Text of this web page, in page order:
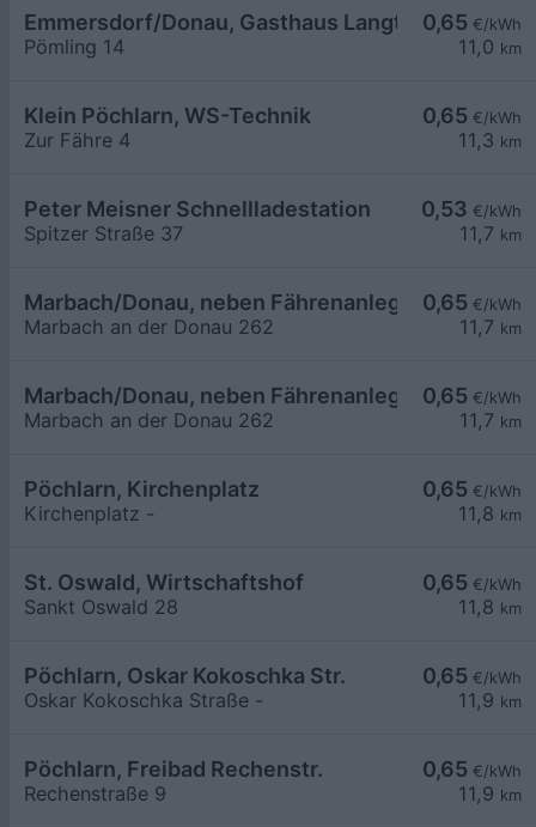
0,65 €/kWh
11,0 km
Emmersdorf/Donau, Gasthaus Langthaler
Pömling 14
0,65 €/kWh
11,3 km
Klein Pöchlarn, WS-Technik
Zur Fähre 4
0,53 €/kWh
11,7 km
Peter Meisner Schnellladestation
Spitzer Straße 37
0,65 €/kWh
11,7 km
Marbach/Donau, neben Fährenanlegestelle
Marbach an der Donau 262
0,65 €/kWh
11,7 km
Marbach/Donau, neben Fährenanlegestelle
Marbach an der Donau 262
0,65 €/kWh
11,8 km
Pöchlarn, Kirchenplatz
Kirchenplatz -
0,65 €/kWh
11,8 km
St. Oswald, Wirtschaftshof
Sankt Oswald 28
0,65 €/kWh
11,9 km
Pöchlarn, Oskar Kokoschka Str.
Oskar Kokoschka Straße -
0,65 €/kWh
11,9 km
Pöchlarn, Freibad Rechenstr.
Rechenstraße 9